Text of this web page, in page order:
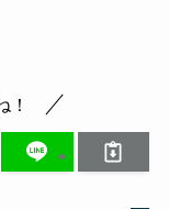
！